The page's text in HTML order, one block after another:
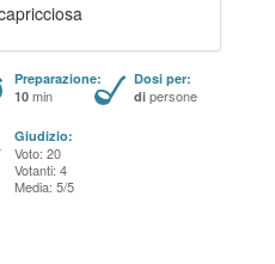
Preparazione:
10 min
Dosi per:
di persone
Giudizio:
Voto: 20
Votanti: 4
Media: 5/5